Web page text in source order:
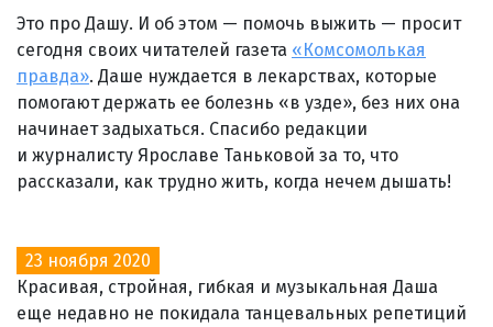
Это про Дашу. И об этом — помочь выжить — просит
сегодня своих читателей газета «Комсомолькая
правда». Даше нуждается в лекарствах, которые
помогают держать ее болезнь «в узде», без них она
начинает задыхаться. Спасибо редакции
и журналисту Ярославе Таньковой за то, что
рассказали, как трудно жить, когда нечем дышать!
23 ноября 2020
Красивая, стройная, гибкая и музыкальная Даша
еще недавно не покидала танцевальных репетиций